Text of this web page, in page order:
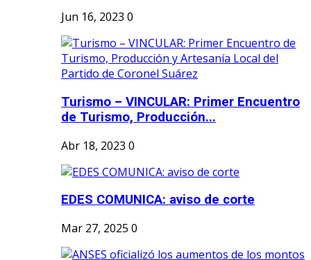
Jun 16, 2023 0
Turismo – VINCULAR: Primer Encuentro
de Turismo, Producción...
Abr 18, 2023 0
EDES COMUNICA: aviso de corte
Mar 27, 2025 0